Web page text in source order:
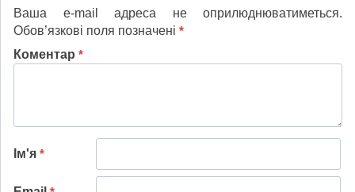
Ваша e-mail адреса не оприлюднюватиметься.
Обов’язкові поля позначені *
Коментар *
Ім'я *